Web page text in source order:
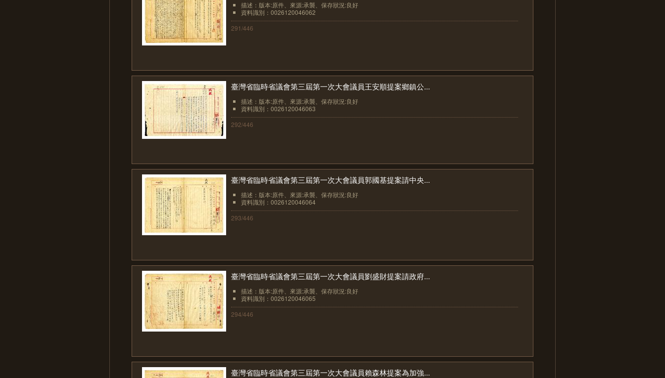
描述：版本:原件、來源:承襲、保存狀況:良好
資料識別：0026120046062
291/446
臺灣省臨時省議會第三屆第一次大會議員王安順提案鄉鎮公...
描述：版本:原件、來源:承襲、保存狀況:良好
資料識別：0026120046063
292/446
臺灣省臨時省議會第三屆第一次大會議員郭國基提案請中央...
描述：版本:原件、來源:承襲、保存狀況:良好
資料識別：0026120046064
293/446
臺灣省臨時省議會第三屆第一次大會議員劉盛財提案請政府...
描述：版本:原件、來源:承襲、保存狀況:良好
資料識別：0026120046065
294/446
臺灣省臨時省議會第三屆第一次大會議員賴森林提案為加強...